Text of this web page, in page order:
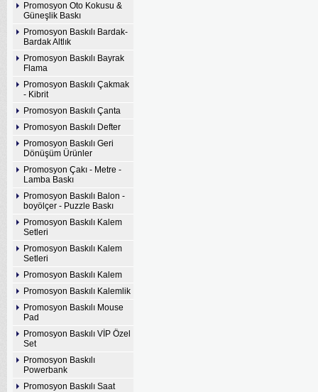
Promosyon Oto Kokusu &
Güneşlik Baskı
Promosyon Baskılı Bardak-
Bardak Altlık
Promosyon Baskılı Bayrak
Flama
Promosyon Baskılı Çakmak
- Kibrit
Promosyon Baskılı Çanta
Promosyon Baskılı Defter
Promosyon Baskılı Geri
Dönüşüm Ürünler
Promosyon Çakı - Metre -
Lamba Baskı
Promosyon Baskılı Balon -
boyölçer - Puzzle Baskı
Promosyon Baskılı Kalem
Setleri
Promosyon Baskılı Kalem
Setleri
Promosyon Baskılı Kalem
Promosyon Baskılı Kalemlik
Promosyon Baskılı Mouse
Pad
Promosyon Baskılı VİP Özel
Set
Promosyon Baskılı
Powerbank
Promosyon Baskılı Saat